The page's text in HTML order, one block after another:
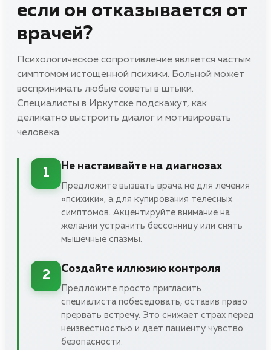
если он отказывается от
врачей?
Психологическое сопротивление является частым
симптомом истощенной психики. Больной может
воспринимать любые советы в штыки.
Специалисты в Иркутске подскажут, как
деликатно выстроить диалог и мотивировать
человека.
1
Не настаивайте на диагнозах
Предложите вызвать врача не для лечения
«психики», а для купирования телесных
симптомов. Акцентируйте внимание на
желании устранить бессонницу или снять
мышечные спазмы.
2
Создайте иллюзию контроля
Предложите просто пригласить
специалиста побеседовать, оставив право
прервать встречу. Это снижает страх перед
неизвестностью и дает пациенту чувство
безопасности.